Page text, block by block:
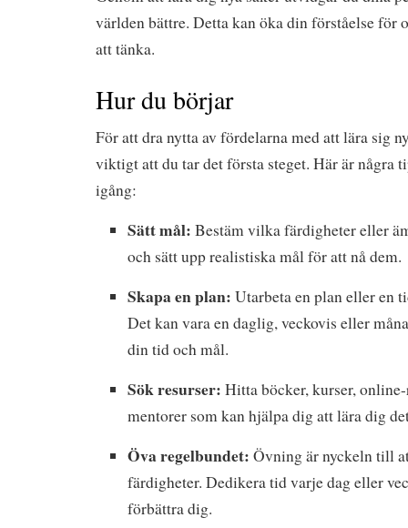
världen bättre. Detta kan öka din förståelse för
att tänka.
Hur du börjar
För att dra nytta av fördelarna med att lära sig
viktigt att du tar det första steget. Här är några
igång:
Sätt mål: Bestäm vilka färdigheter eller
och sätt upp realistiska mål för att nå dem.
Skapa en plan: Utarbeta en plan eller en
Det kan vara en daglig, veckovis eller
din tid och mål.
Sök resurser: Hitta böcker, kurser,
mentorer som kan hjälpa dig att lära dig
Öva regelbundet: Övning är nyckeln till
färdigheter. Dedikera tid varje dag eller
förbättra dig.